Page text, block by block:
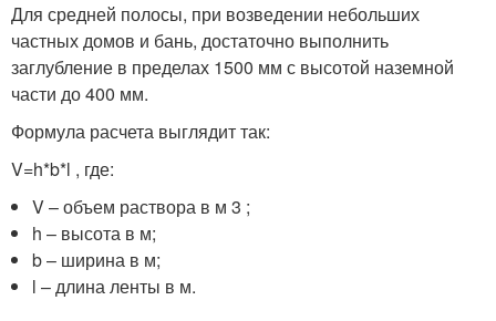
Для средней полосы, при возведении небольших
частных домов и бань, достаточно выполнить
заглубление в пределах 1500 мм с высотой наземной
части до 400 мм.
Формула расчета выглядит так:
V=h*b*l , где:
V – объем раствора в м 3 ;
h – высота в м;
b – ширина в м;
l – длина ленты в м.